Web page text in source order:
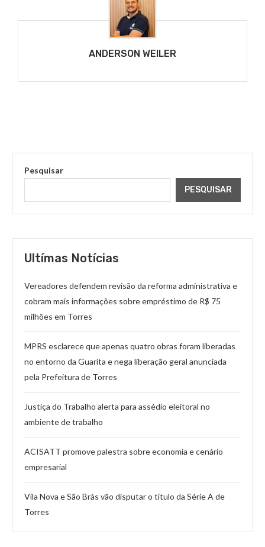
ANDERSON WEILER
Pesquisar
PESQUISAR
Ultímas Notícias
Vereadores defendem revisão da reforma administrativa e
cobram mais informações sobre empréstimo de R$ 75
milhões em Torres
MPRS esclarece que apenas quatro obras foram liberadas
no entorno da Guarita e nega liberação geral anunciada
pela Prefeitura de Torres
Justiça do Trabalho alerta para assédio eleitoral no
ambiente de trabalho
ACISATT promove palestra sobre economia e cenário
empresarial
Vila Nova e São Brás vão disputar o título da Série A de
Torres